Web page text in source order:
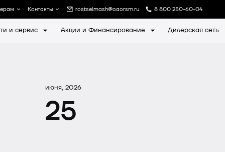
Контакты rostselmash@oaorsm.ru 8 800 250-60-04
и сервис Акции и Финансирование Дилерская сеть
июня, 2026
25